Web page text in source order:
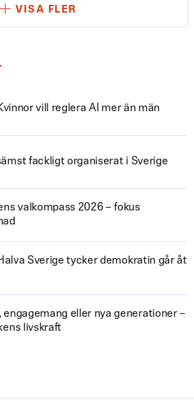
VISA FLER
vill reglera AI mer än män
fackligt organiserat i Sverige
valkompass 2026 – fokus
Sverige tycker demokratin går åt
engagemang eller nya generationer –
livskraft